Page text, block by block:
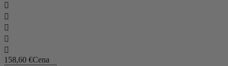





158,60 €Cena